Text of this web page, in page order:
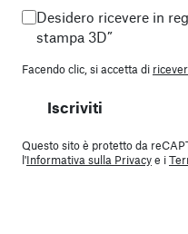
Desidero ricevere in
stampa 3D”
Facendo clic, si accetta di
Iscriviti
Questo sito è protetto da
l'Informativa sulla Privacye i